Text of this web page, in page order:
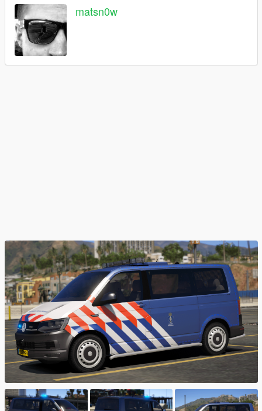
matsn0w